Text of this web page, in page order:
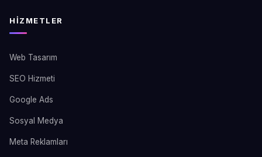
HIZMETLER
Web Tasarım
SEO Hizmeti
Google Ads
Sosyal Medya
Meta Reklamları